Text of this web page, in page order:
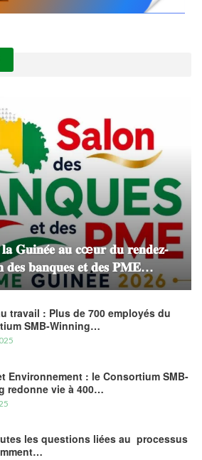
𝐆𝐮𝐢𝐧𝐞́𝐞 𝐚𝐮 𝐜œ𝐮𝐫 𝐝𝐮 𝐫𝐞𝐧𝐝𝐞𝐳-
𝐝𝐞𝐬 𝐛𝐚𝐧𝐪𝐮𝐞𝐬 𝐞𝐭 𝐝𝐞𝐬 𝐏𝐌𝐄…
travail : Plus de 700 employés du
SMB-Winning…
Environnement : le Consortium SMB-
redonne vie à 400…
les questions liées au processus